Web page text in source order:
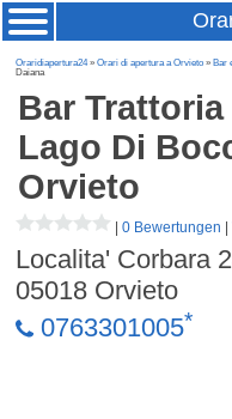
Oraridiapertura24»Orari di apertura a Orvieto » Bar
Daiana
Bar Trattoria
Lago Di
Orvieto
|0 Bewertungen |
Localita' Corbara
05018 Orvieto
0763301005*